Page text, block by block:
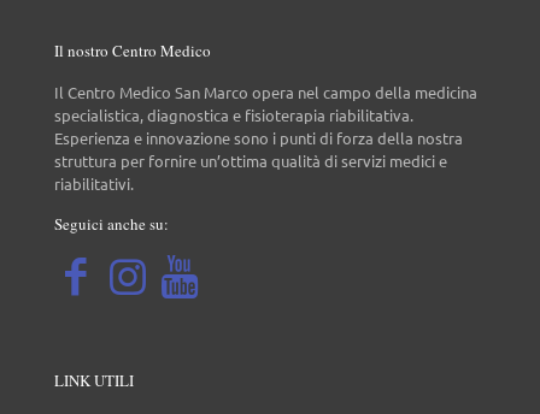
Il nostro Centro Medico
Il Centro Medico San Marco opera nel campo della medicina
specialistica, diagnostica e fisioterapia riabilitativa.
Esperienza e innovazione sono i punti di forza della nostra
struttura per fornire un’ottima qualità di servizi medici e
riabilitativi.
Seguici anche su:
LINK UTILI